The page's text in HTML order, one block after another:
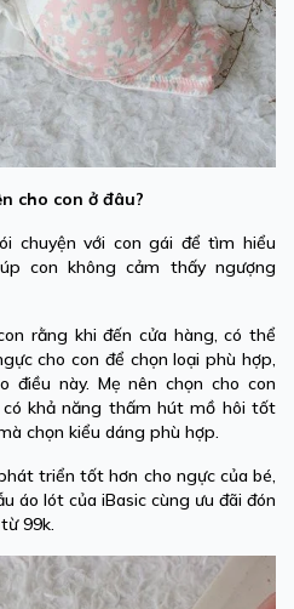
cho con ở đâu?
chuyện với con gái để tìm hiểu
con không cảm thấy ngượng
rằng khi đến cửa hàng, có thể
cho con để chọn loại phù hợp,
điều này. Mẹ nên chọn cho con
khả năng thấm hút mồ hôi tốt
chọn kiểu dáng phù hợp.
triển tốt hơn cho ngực của bé,
áo lót của iBasic cùng ưu đãi đón
99k.